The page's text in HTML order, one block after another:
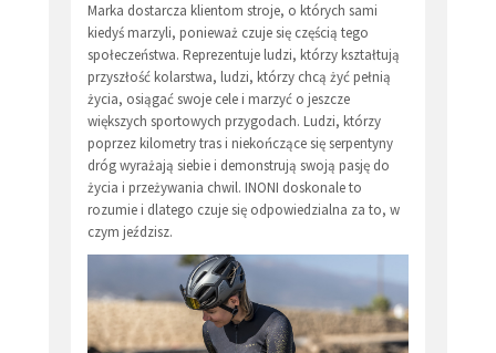
Marka dostarcza klientom stroje, o których sami
kiedyś marzyli, ponieważ czuje się częścią tego
społeczeństwa. Reprezentuje ludzi, którzy kształtują
przyszłość kolarstwa, ludzi, którzy chcą żyć pełnią
życia, osiągać swoje cele i marzyć o jeszcze
większych sportowych przygodach. Ludzi, którzy
poprzez kilometry tras i niekończące się serpentyny
dróg wyrażają siebie i demonstrują swoją pasję do
życia i przeżywania chwil. INONI doskonale to
rozumie i dlatego czuje się odpowiedzialna za to, w
czym jeździsz.